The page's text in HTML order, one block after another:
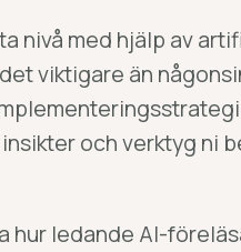
nivå med hjälp av
viktigare än
och verktyg ni
hur ledande AI-